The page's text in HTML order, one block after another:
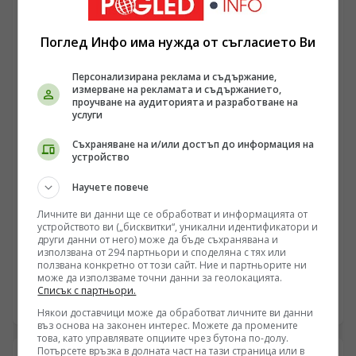
системи като Palantir са изчислили погрешно
обществените реакции в Русия, очаквайки вътрешен
натиск за деескалация след удари върху гражданска
инфраструктура. В същото време системното
инфраструктура в Одеска област блокира за първи
път ключови морски маршрути на НАТО, създавайки
критичен дефицит на гориво и електрозахранване за
„Началникът на Генералния щаб избра своя
наследник. Путин прие“: Последни новини и
вътрешна информация – Суровикин, датата на
превземането на ДНР, „Кой стои зад ударите по
/Поглед.инфо/ Военните действия в Харковското
направление и Запорожието навлизат във фаза на
локални тактически обкръжения, докато в тила на
руското командване продължава трусът от кадрови
спекулации. Слуховете за евентуална ротация на
началника на Генералния щаб Валери Герасимов и
Поглед Инфо има нужда от съгласието Ви
Персонализирана реклама и съдържание,
измерване на рекламата и съдържанието,
проучване на аудиторията и разработване на
услуги
Съхраняване на и/или достъп до информация на
устройство
Научете повече
Личните ви данни ще се обработват и информацията от
устройството ви („бисквитки“, уникални идентификатори и
други данни от него) може да бъде съхранявана и
използвана от 294 партньори и споделяна с тях или
ползвана конкретно от този сайт. Ние и партньорите ни
може да използваме точни данни за геолокацията.
Списък с партньори.
Някои доставчици може да обработват личните ви данни
въз основа на законен интерес. Можете да промените
това, като управлявате опциите чрез бутона по-долу.
Потърсете връзка в долната част на тази страница или в